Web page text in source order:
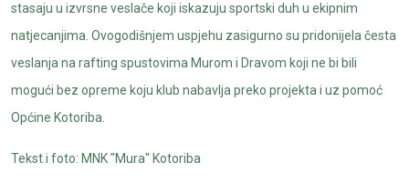
stasaju u izvrsne veslače koji iskazuju sportski duh u ekipnim
natjecanjima. Ovogodišnjem uspjehu zasigurno su pridonijela česta
veslanja na rafting spustovima Murom i Dravom koji ne bi bili
mogući bez opreme koju klub nabavlja preko projekta i uz pomoć
Općine Kotoriba.
Tekst i foto: MNK "Mura" Kotoriba